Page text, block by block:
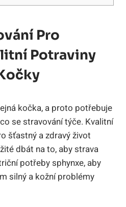
Pro
Potraviny
kočka, a proto potřebuje
se stravování týče. Kvalitní
šťastný a zdravý život
dbát na to, aby strava
potřeby sphynxe, aby
silný a kožní problémy